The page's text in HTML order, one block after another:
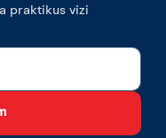
praktikus vízi